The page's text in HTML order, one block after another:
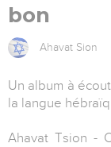
bon
Ahavat Sion
Un album à
la langue
Ahavat Tsion -